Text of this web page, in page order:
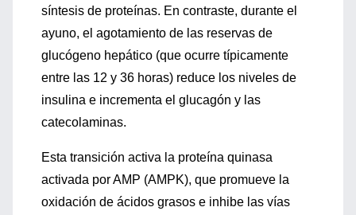
síntesis de proteínas. En contraste, durante el
ayuno, el agotamiento de las reservas de
glucógeno hepático (que ocurre típicamente
entre las 12 y 36 horas) reduce los niveles de
insulina e incrementa el glucagón y las
catecolaminas.
Esta transición activa la proteína quinasa
activada por AMP (AMPK), que promueve la
oxidación de ácidos grasos e inhibe las vías